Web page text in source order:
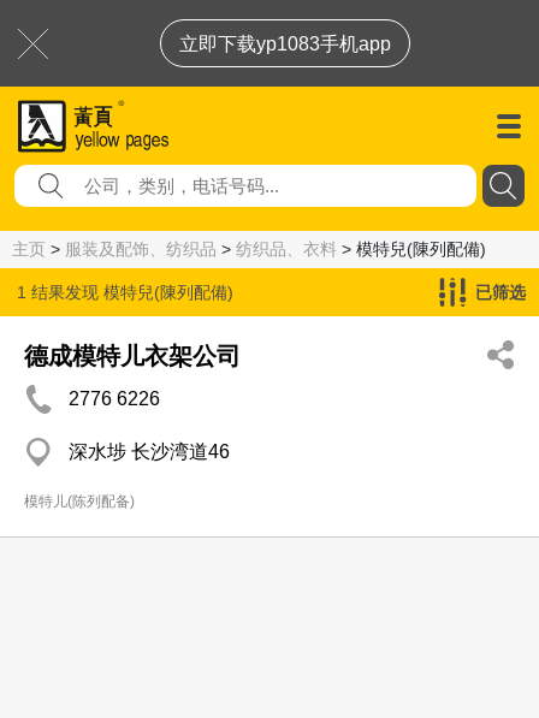
立即下载yp1083手机app
主页 > 服装及配饰、纺织品 > 纺织品、衣料 > 模特兒(陳列配備)
1 结果发现 模特兒(陳列配備) 已筛选
德成模特儿衣架公司
2776 6226
深水埗 长沙湾道46
模特儿(陈列配备)